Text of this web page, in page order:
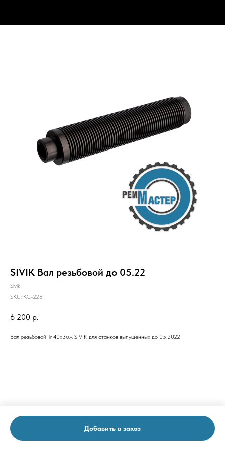
SIVIK Вал резьбовой до 05.22
Sivik
SKU: КС-228
6 200 р.
Добавить в заказ
Вал резьбовой Tr 40х3мм SIVIK для станков выпущенных до 05.2022